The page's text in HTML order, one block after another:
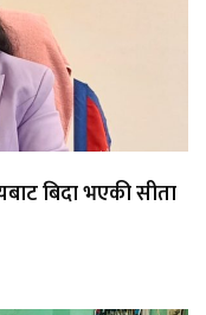
बिदा भएकी सीता